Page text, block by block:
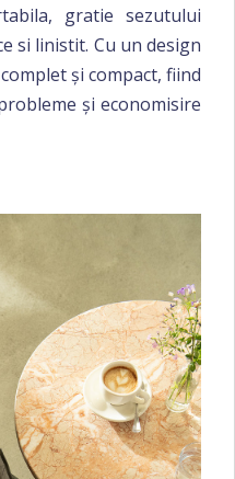
gratie sezutului
si linistit. Cu un design
și compact, fiind
și economisire